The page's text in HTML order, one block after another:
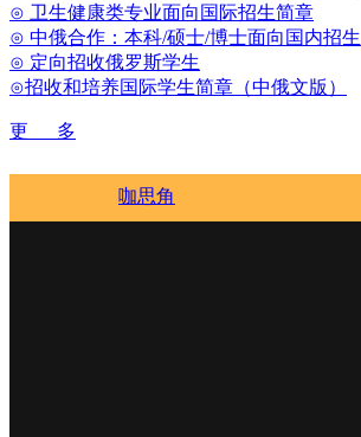
⊙ 卫生健康类专业面向国际招生简章
⊙ 中俄合作：本科/硕士/博士面向国内招生
⊙ 定向招收俄罗斯学生
⊙招收和培养国际学生简章（中俄文版）
更 多
咖思角